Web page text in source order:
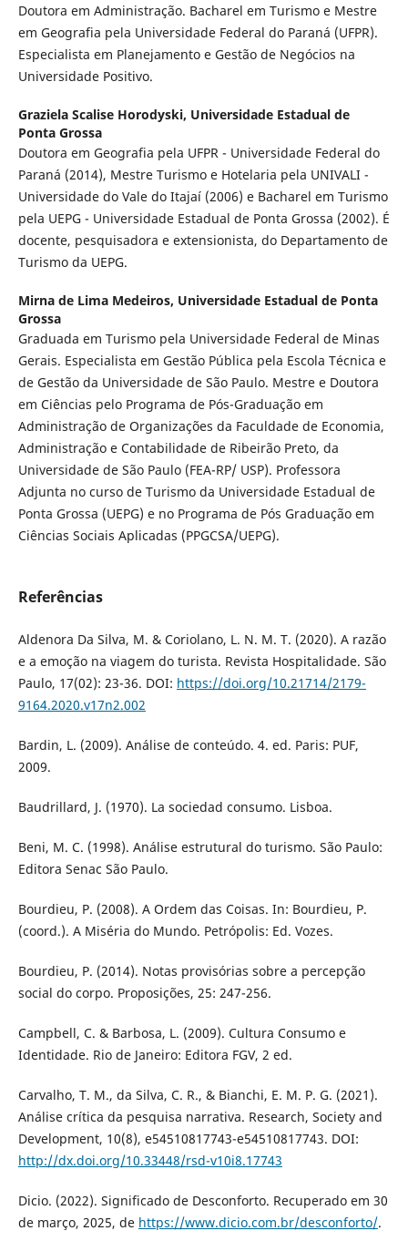
Doutora em Administração. Bacharel em Turismo e Mestre
em Geografia pela Universidade Federal do Paraná (UFPR).
Especialista em Planejamento e Gestão de Negócios na
Universidade Positivo.
Graziela Scalise Horodyski, Universidade Estadual de
Ponta Grossa
Doutora em Geografia pela UFPR - Universidade Federal do
Paraná (2014), Mestre Turismo e Hotelaria pela UNIVALI -
Universidade do Vale do Itajaí (2006) e Bacharel em Turismo
pela UEPG - Universidade Estadual de Ponta Grossa (2002). É
docente, pesquisadora e extensionista, do Departamento de
Turismo da UEPG.
Mirna de Lima Medeiros, Universidade Estadual de Ponta
Grossa
Graduada em Turismo pela Universidade Federal de Minas
Gerais. Especialista em Gestão Pública pela Escola Técnica e
de Gestão da Universidade de São Paulo. Mestre e Doutora
em Ciências pelo Programa de Pós-Graduação em
Administração de Organizações da Faculdade de Economia,
Administração e Contabilidade de Ribeirão Preto, da
Universidade de São Paulo (FEA-RP/ USP). Professora
Adjunta no curso de Turismo da Universidade Estadual de
Ponta Grossa (UEPG) e no Programa de Pós Graduação em
Ciências Sociais Aplicadas (PPGCSA/UEPG).
Referências
Aldenora Da Silva, M. & Coriolano, L. N. M. T. (2020). A razão
e a emoção na viagem do turista. Revista Hospitalidade. São
Paulo, 17(02): 23-36. DOI: https://doi.org/10.21714/2179-
9164.2020.v17n2.002
Bardin, L. (2009). Análise de conteúdo. 4. ed. Paris: PUF,
2009.
Baudrillard, J. (1970). La sociedad consumo. Lisboa.
Beni, M. C. (1998). Análise estrutural do turismo. São Paulo:
Editora Senac São Paulo.
Bourdieu, P. (2008). A Ordem das Coisas. In: Bourdieu, P.
(coord.). A Miséria do Mundo. Petrópolis: Ed. Vozes.
Bourdieu, P. (2014). Notas provisórias sobre a percepção
social do corpo. Proposições, 25: 247-256.
Campbell, C. & Barbosa, L. (2009). Cultura Consumo e
Identidade. Rio de Janeiro: Editora FGV, 2 ed.
Carvalho, T. M., da Silva, C. R., & Bianchi, E. M. P. G. (2021).
Análise crítica da pesquisa narrativa. Research, Society and
Development, 10(8), e54510817743-e54510817743. DOI:
http://dx.doi.org/10.33448/rsd-v10i8.17743
Dicio. (2022). Significado de Desconforto. Recuperado em 30
de março, 2025, de https://www.dicio.com.br/desconforto/.